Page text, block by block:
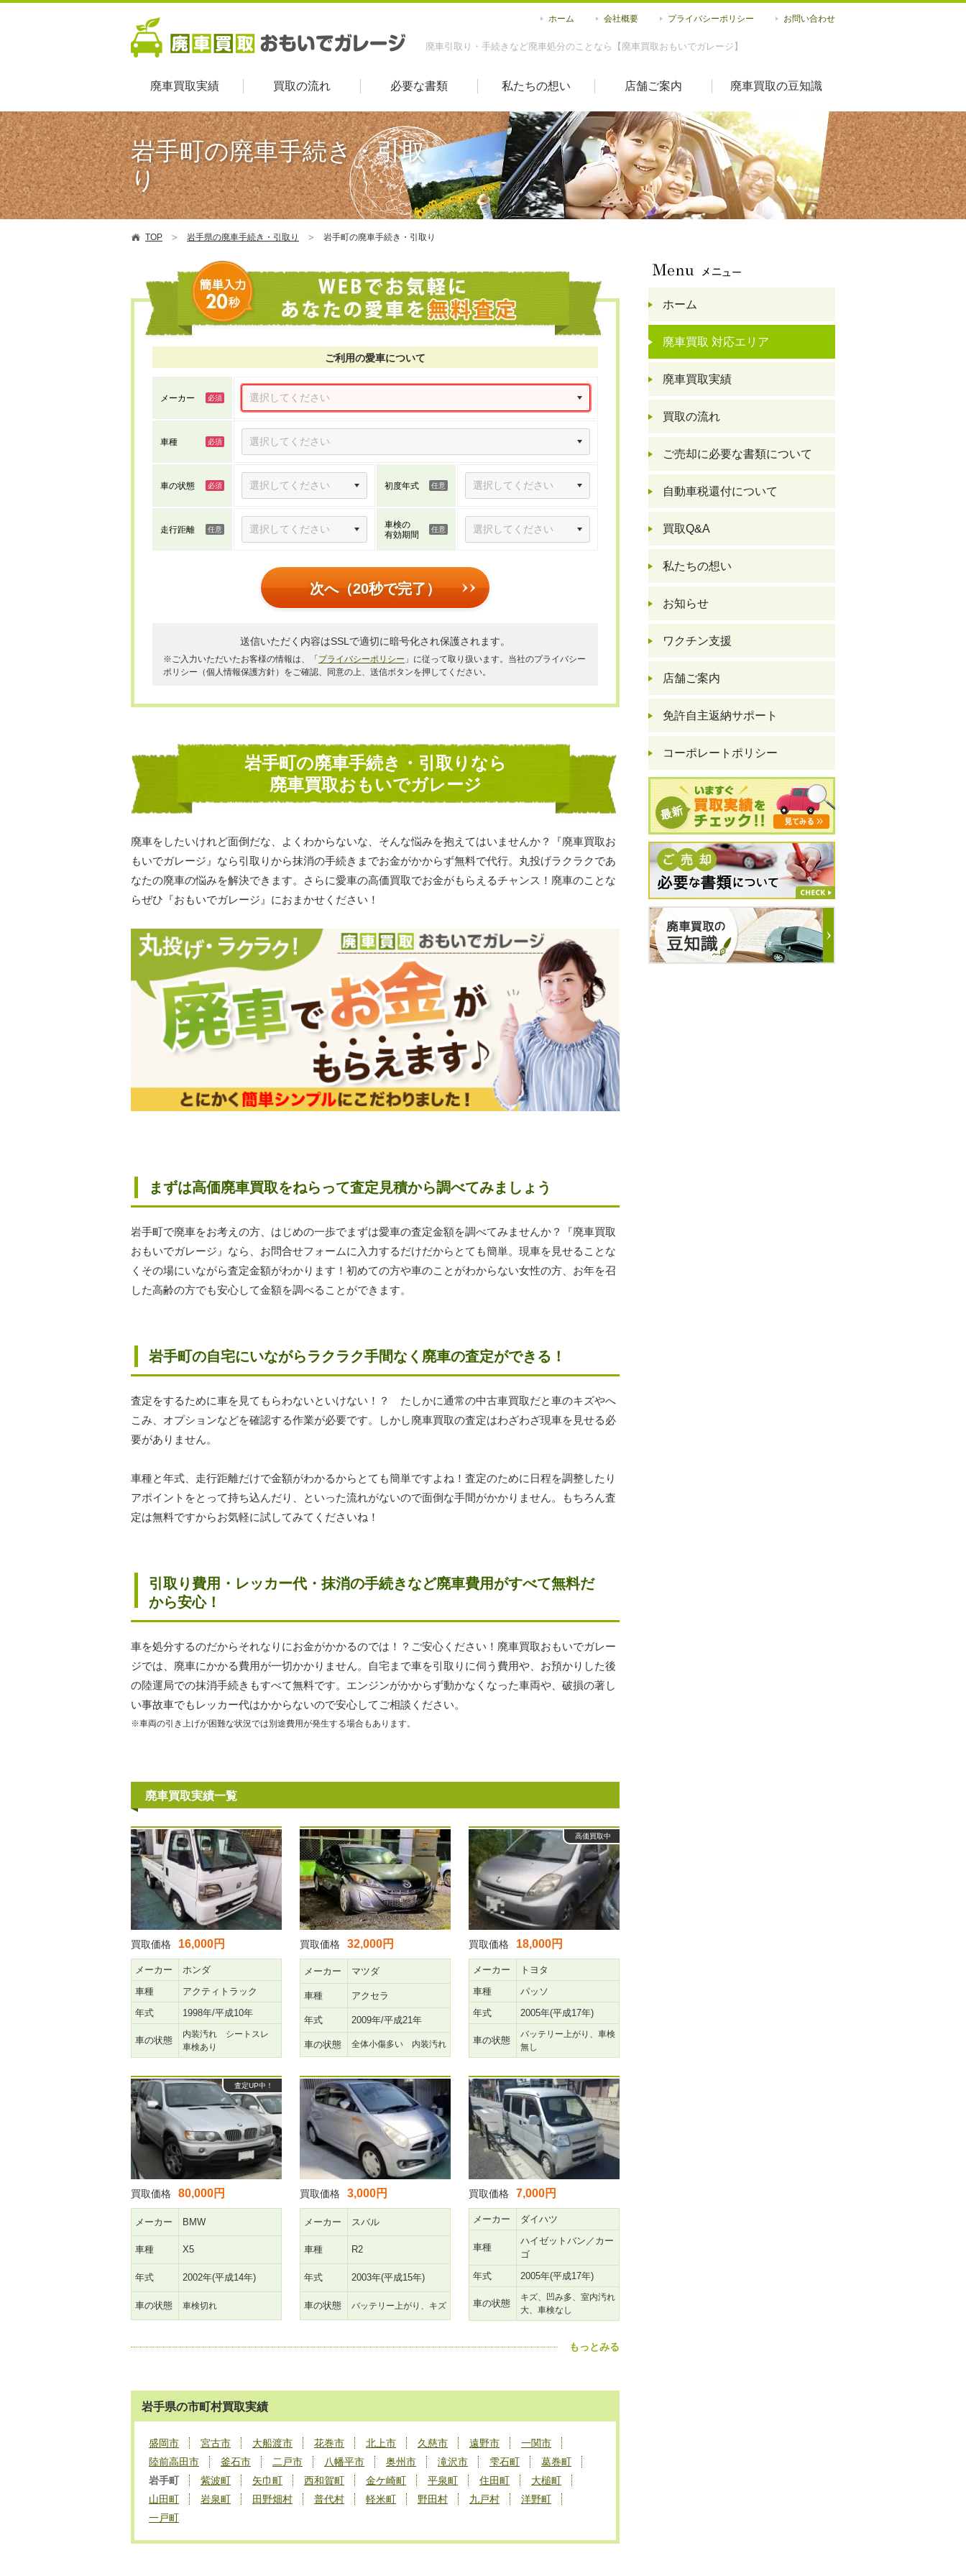
廃車引取り・手続きなど廃車処分のことなら【廃車買取おもいでガレージ】
ホーム 会社概要 プライバシーポリシー お問い合わせ
廃車買取実績 買取の流れ 必要な書類 私たちの想い 店舗ご案内 廃車買取の豆知識
岩手町の廃車手続き・引取
り
TOP 岩手県の廃車手続き・引取り 岩手町の廃車手続き・引取り
ご利用の愛車について
メーカー
車種
車の状態 初度年式
走行距離
車検の
有効期間
次へ（20秒で完了）
送信いただく内容はSSLで適切に暗号化され保護されます。
※ご入力いただいたお客様の情報は、「 プライバシーポリシー 」に従って取り扱います。当社のプライバシー
ポリシー（個人情報保護方針）をご確認、同意の上、送信ボタンを押してください。
岩手町の廃車手続き・引取りなら
廃車買取おもいでガレージ
廃車をしたいけれど面倒だな、よくわからないな、そんな悩みを抱えてはいませんか？『廃車買取お
もいでガレージ』なら引取りから抹消の手続きまでお金がかからず無料で代行。丸投げラクラクであ
なたの廃車の悩みを解決できます。さらに愛車の高価買取でお金がもらえるチャンス！廃車のことな
らぜひ『おもいでガレージ』におまかせください！
まずは高価廃車買取をねらって査定見積から調べてみましょう
岩手町で廃車をお考えの方、はじめの一歩でまずは愛車の査定金額を調べてみませんか？『廃車買取
おもいでガレージ』なら、お問合せフォームに入力するだけだからとても簡単。現車を見せることな
くその場にいながら査定金額がわかります！初めての方や車のことがわからない女性の方、お年を召
した高齢の方でも安心して金額を調べることができます。
岩手町の自宅にいながらラクラク手間なく廃車の査定ができる！
査定をするために車を見てもらわないといけない！？ たしかに通常の中古車買取だと車のキズやへ
こみ、オプションなどを確認する作業が必要です。しかし廃車買取の査定はわざわざ現車を見せる必
要がありません。
車種と年式、走行距離だけで金額がわかるからとても簡単ですよね！査定のために日程を調整したり
アポイントをとって持ち込んだり、といった流れがないので面倒な手間がかかりません。もちろん査
定は無料ですからお気軽に試してみてくださいね！
引取り費用・レッカー代・抹消の手続きなど廃車費用がすべて無料だ
から安心！
車を処分するのだからそれなりにお金がかかるのでは！？ご安心ください！廃車買取おもいでガレー
ジでは、廃車にかかる費用が一切かかりません。自宅まで車を引取りに伺う費用や、お預かりした後
の陸運局での抹消手続きもすべて無料です。エンジンがかからず動かなくなった車両や、破損の著し
い事故車でもレッカー代はかからないので安心してご相談ください。
※車両の引き上げが困難な状況では別途費用が発生する場合もあります。
廃車買取実績一覧
買取価格 16,000円
メーカー
ホンダ
車種
アクティトラック
年式
1998年/平成10年
車の状態
内装汚れ シートスレ
車検あり
買取価格 32,000円
メーカー マツダ
車種 アクセラ
年式 2009年/平成21年
車の状態 全体小傷多い 内装汚れ
高価買取中
買取価格 18,000円
メーカー
トヨタ
車種
パッソ
年式
2005年(平成17年)
車の状態
バッテリー上がり、車検
無し
査定UP中！
買取価格 80,000円
メーカー BMW
車種 X5
年式 2002年(平成14年)
車の状態 車検切れ
買取価格 3,000円
メーカー スバル
車種 R2
年式 2003年(平成15年)
車の状態 バッテリー上がり、キズ
買取価格 7,000円
メーカー ダイハツ
車種
ハイゼットバン／カー
ゴ
年式
2005年(平成17年)
車の状態
キズ、凹み多、室内汚れ
大、車検なし
もっとみる
岩手県の市町村買取実績
盛岡市 宮古市 大船渡市 花巻市 北上市 久慈市 遠野市
一関市
陸前高田市
釜石市 二戸市 八幡平市 奥州市 滝沢市 雫石町
葛巻町
岩手町
紫波町 矢巾町 西和賀町 金ケ崎町 平泉町 住田町
大槌町
山田町
岩泉町 田野畑村 普代村 軽米町 野田村 九戸村
洋野町
一戸町
ホーム
廃車買取 対応エリア
廃車買取実績
買取の流れ
ご売却に必要な書類について
自動車税還付について
買取Q&A
私たちの想い
お知らせ
ワクチン支援
店舗ご案内
免許自主返納サポート
コーポレートポリシー